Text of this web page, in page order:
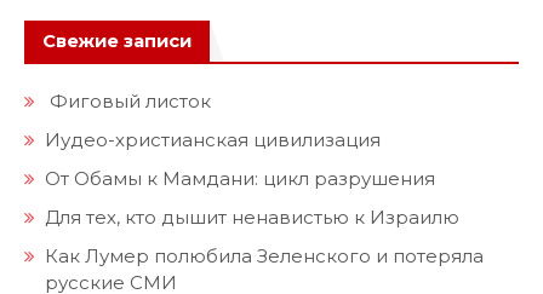
Свежие записи
Фиговый листок
Иудео-христианская цивилизация
От Обамы к Мамдани: цикл разрушения
Для тех, кто дышит ненавистью к Израилю
Как Лумер полюбила Зеленского и потеряла
русские СМИ